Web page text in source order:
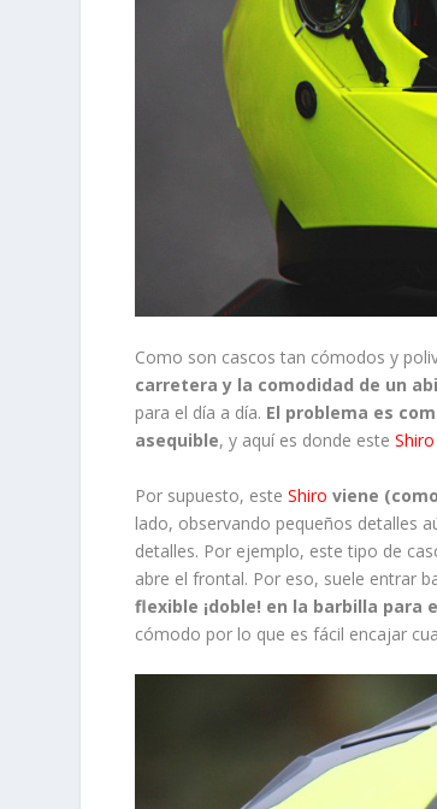
Como son cascos tan cómodos y
carretera y la comodidad de un
para el día a día. El problema es
asequible, y aquí es donde este Shiro
Por supuesto, este Shiro viene
lado, observando pequeños detalles
detalles. Por ejemplo, este tipo de
abre el frontal. Por eso, suele entrar
flexible ¡doble! en la barbilla
cómodo por lo que es fácil encajar